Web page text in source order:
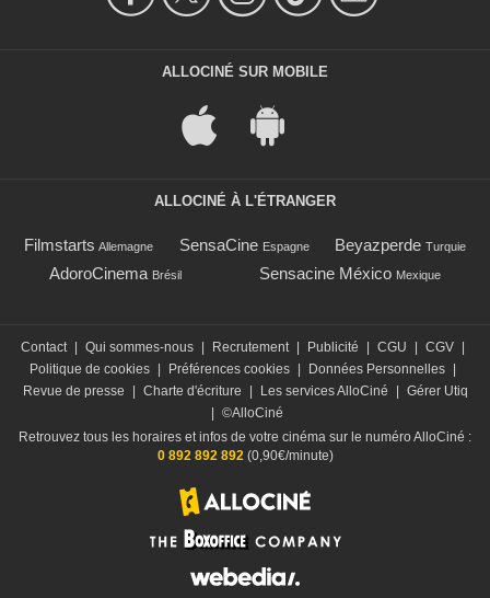
ALLOCINÉ SUR MOBILE
ALLOCINÉ À L'ÉTRANGER
Filmstarts Allemagne SensaCine Espagne Beyazperde Turquie
AdoroCinema Brésil Sensacine México Mexique
Contact | Qui sommes-nous | Recrutement | Publicité | CGU | CGV |
Politique de cookies | Préférences cookies | Données Personnelles |
Revue de presse
| Charte d'écriture | Les services AlloCiné | Gérer Utiq
| ©AlloCiné
Retrouvez tous les horaires et infos de votre cinéma sur le numéro AlloCiné :
0 892 892 892 (0,90€/minute)